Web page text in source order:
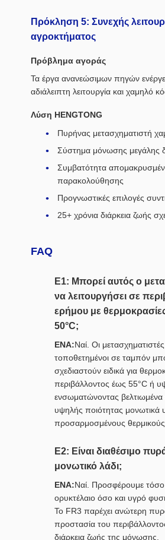
Πρόκληση 5: Συνεχής
αγροκτήματος
Πρόβλημα αγοράς
Τα έργα ανανεώσιμων πηγών
αδιάλειπτη λειτουργία και χαμηλό
Λύση HENGTONG
Πυρήνας μετασχηματιστή
Σύστημα μόνωσης μεγάλης
Συμβατότητα
παρακολούθησης
Προγνωστικές επιλογές
25+ χρόνια διάρκεια ζωής
FAQ
Ε1: Μπορεί αυτός ο
να λειτουργήσει σε
ερήμου με
50°C;
ΕΝΑ:Ναί. Οι
τοποθετημένοι σε ταμπόν
σχεδιαστούν ειδικά για
περιβάλλοντος έως 55°C ή
ενσωματώνοντας
υψηλής ποιότητας μονωτικά
προσαρμοσμένους
Ε2: Είναι διαθέσιμο
μονωτικό λάδι;
ΕΝΑ:Ναί. Προσφέρουμε τόσο
ορυκτέλαιο όσο και υγρό
Το FR3 παρέχει ανώτερη
προστασία του
διάρκεια ζωής της μόνωσης.